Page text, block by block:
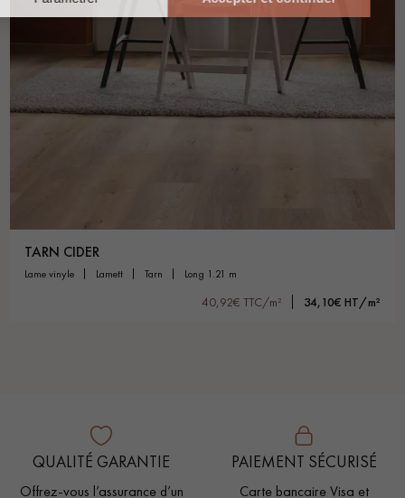
TARN CIDER
lame vinyle lamett tarn long 1.21 m
40,92€ TTC/m² 34,10€ HT/m²
QUALITÉ GARANTIE
Offrez-vous l’assurance d’un
PAIEMENT SÉCURISÉ
Carte bancaire Visa et